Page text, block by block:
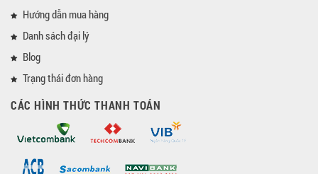
Hướng dẫn mua hàng
Danh sách đại lý
Blog
Trạng thái đơn hàng
CÁC HÌNH THỨC THANH TOÁN